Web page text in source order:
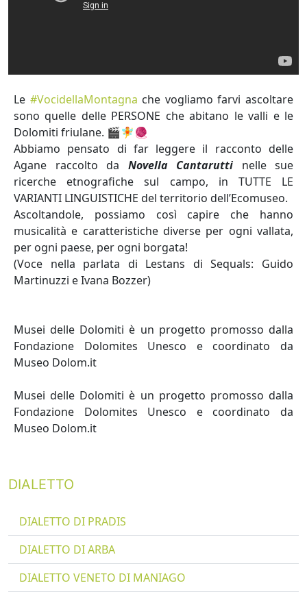
Le #VocidellaMontagna che vogliamo farvi ascoltare
sono quelle delle PERSONE che abitano le valli e le
Dolomiti friulane. 🎬🧚🧶
Abbiamo pensato di far leggere il racconto delle
Agane raccolto da Novella Cantarutti nelle sue
ricerche etnografiche sul campo, in TUTTE LE
VARIANTI LINGUISTICHE del territorio dell’Ecomuseo.
Ascoltandole, possiamo così capire che hanno
musicalità e caratteristiche diverse per ogni vallata,
per ogni paese, per ogni borgata!
(Voce nella parlata di Lestans di Sequals: Guido
Martinuzzi e Ivana Bozzer)
Musei delle Dolomiti è un progetto promosso dalla
Fondazione Dolomites Unesco e coordinato da
Museo Dolom.it
Musei delle Dolomiti è un progetto promosso dalla
Fondazione Dolomites Unesco e coordinato da
Museo Dolom.it
DIALETTO
DIALETTO DI PRADIS
DIALETTO DI ARBA
DIALETTO VENETO DI MANIAGO